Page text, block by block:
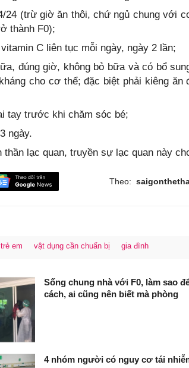
24 (trừ giờ ăn thôi, chứ ngủ chung với
thành F0);
C liên tục mỗi ngày, ngày 2 lần;
đúng giờ, không bỏ bữa và có bổ
cho cơ thể; đặc biệt phải kiêng ăn
tay trước khi chăm sóc bé;
ngày.
lạc quan, truyền sự lạc quan này
Theo:
trẻ em vật dụng cần chuẩn bị gia đình
Sống chung nhà với F0, làm sao
cách, ai cũng nên biết mà phòng
4 nhóm người có nguy cơ tái